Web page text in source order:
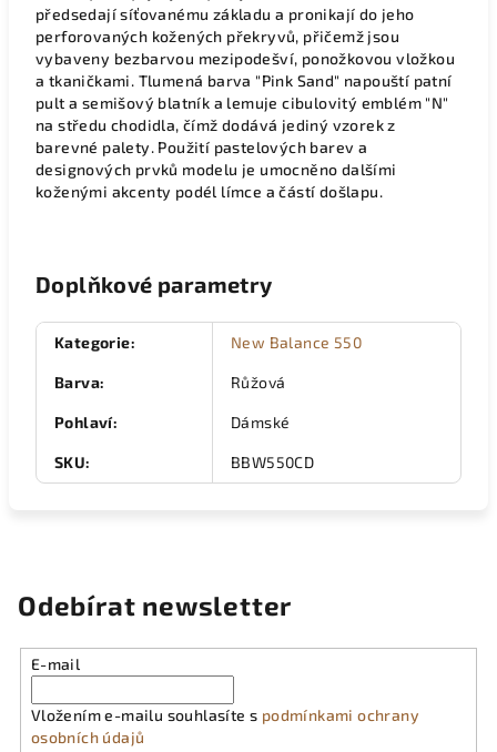
předsedají síťovanému základu a pronikají do jeho
perforovaných kožených překryvů, přičemž jsou
vybaveny bezbarvou mezipodešví, ponožkovou vložkou
a tkaničkami. Tlumená barva "Pink Sand" napouští patní
pult a semišový blatník a lemuje cibulovitý emblém "N"
na středu chodidla, čímž dodává jediný vzorek z
barevné palety. Použití pastelových barev a
designových prvků modelu je umocněno dalšími
koženými akcenty podél límce a částí došlapu.
Doplňkové parametry
Kategorie: New Balance 550
Barva: Růžová
Pohlaví: Dámské
SKU: BBW550CD
Odebírat newsletter
E-mail
Vložením e-mailu souhlasíte s podmínkami ochrany
osobních údajů